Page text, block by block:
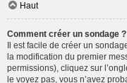
Haut
Comment créer un sondage ?
Il est facile de créer un
la modification du premier
permissions), cliquez sur
le voyez pas, vous n’avez